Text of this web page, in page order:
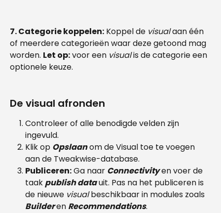
7. Categorie koppelen: Koppel de visual aan één
of meerdere categorieën waar deze getoond mag
worden. Let op: voor een visual is de categorie een
optionele keuze.
De visual afronden
Controleer of alle benodigde velden zijn
ingevuld.
Klik op Opslaanom de Visual toe te voegen
aan de Tweakwise-database.
Publiceren: Ga naar Connectivityen voer de
taak publish datauit. Pas na het publiceren is
de nieuwe visual beschikbaar in modules zoals
Builder en Recommendations.